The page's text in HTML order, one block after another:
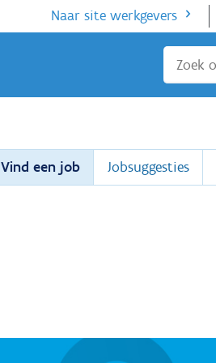
Naar site werkgevers
Sluiten
Vind een job Jobsuggesties